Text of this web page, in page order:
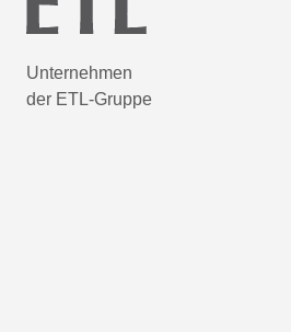
Unternehmen
der ETL-Gruppe